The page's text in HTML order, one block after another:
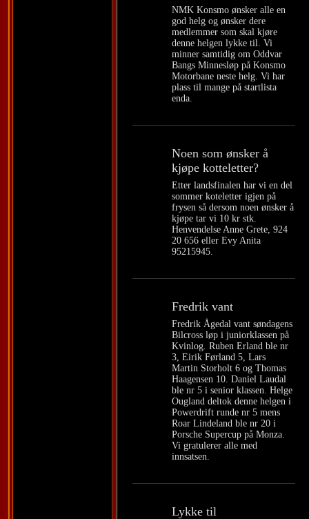
NMK Konsmo ønsker alle en
god helg og ønsker dere
medlemmer som skal kjøre
denne helgen lykke til. Vi
minner samtidig om Oddvar
Bangs Minnesløp på Konsmo
Motorbane neste helg. Vi har
plass til mange på startlista
enda.
Noen som ønsker å
kjøpe kotteletter?
Etter landsfinalen har vi en del
sommer koteletter igjen på
frysen så dersom noen ønsker å
kjøpe tar vi 10 kr stk.
Henvendelse Anne Grete, 924
20 656 eller Evy Anita
95215945.
Fredrik vant
Fredrik Ågedal vant søndagens
Bilcross løp i juniorklassen på
Kvinlog. Ruben Erland ble nr
3, Eirik Førland 5, Lars
Martin Storholt 6 og Thomas
Haagensen 10. Daniel Laudal
ble nr 5 i senior klassen. Helge
Ougland deltok denne helgen i
Powerdrift runde nr 5 mens
Roar Lindeland ble nr 20 i
Porsche Supercup på Monza.
Vi gratulerer alle med
innsatsen.
Lykke til